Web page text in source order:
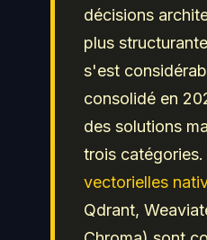
décisions
plus
s'est
consolidé en
des solutions
trois catégories.
vectorielles
Qdrant,